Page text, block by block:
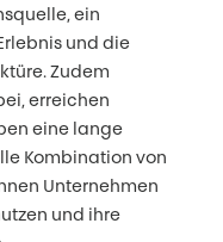
ein
und die
Zudem
erreichen
eine lange
Kombination von
Unternehmen
und ihre